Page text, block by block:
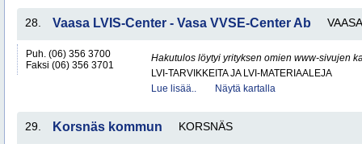
28. Vaasa LVIS-Center - Vasa VVSE-Center Ab VAASA
Puh. (06) 356 3700
Faksi (06) 356 3701
Hakutulos löytyi yrityksen omien www-sivujen
LVI-TARVIKKEITA JA LVI-MATERIAALEJA
Lue lisää..
Näytä kartalla
29. Korsnäs kommun KORSNÄS